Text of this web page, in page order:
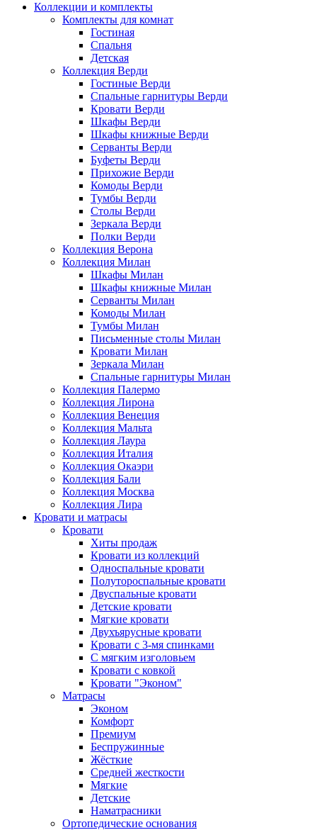
Коллекции и комплекты
Комплекты для комнат
Гостиная
Спальня
Детская
Коллекция Верди
Гостиные Верди
Спальные гарнитуры Верди
Кровати Верди
Шкафы Верди
Шкафы книжные Верди
Серванты Верди
Буфеты Верди
Прихожие Верди
Комоды Верди
Тумбы Верди
Столы Верди
Зеркала Верди
Полки Верди
Коллекция Верона
Коллекция Милан
Шкафы Милан
Шкафы книжные Милан
Серванты Милан
Комоды Милан
Тумбы Милан
Письменные столы Милан
Кровати Милан
Зеркала Милан
Спальные гарнитуры Милан
Коллекция Палермо
Коллекция Лирона
Коллекция Венеция
Коллекция Мальта
Коллекция Лаура
Коллекция Италия
Коллекция Окаэри
Коллекция Бали
Коллекция Москва
Коллекция Лира
Кровати и матрасы
Кровати
Хиты продаж
Кровати из коллекций
Односпальные кровати
Полутороспальные кровати
Двуспальные кровати
Детские кровати
Мягкие кровати
Двухъярусные кровати
Кровати с 3-мя спинками
С мягким изголовьем
Кровати с ковкой
Кровати "Эконом"
Матрасы
Эконом
Комфорт
Премиум
Беспружинные
Жёсткие
Средней жесткости
Мягкие
Детские
Наматрасники
Ортопедические основания